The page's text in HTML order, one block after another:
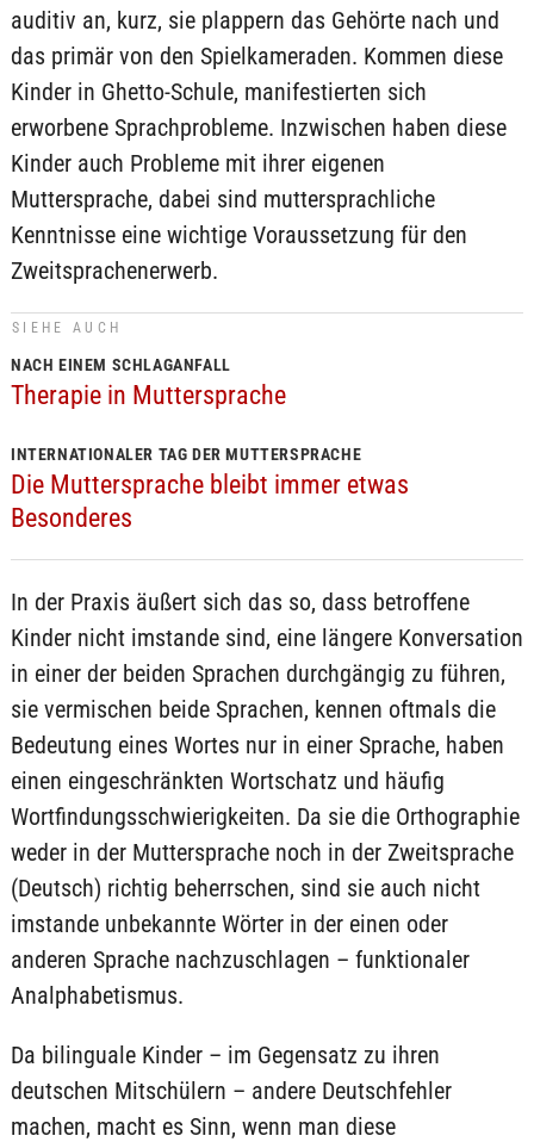
auditiv an, kurz, sie plappern das Gehörte nach und
das primär von den Spielkameraden. Kommen diese
Kinder in Ghetto-Schule, manifestierten sich
erworbene Sprachprobleme. Inzwischen haben diese
Kinder auch Probleme mit ihrer eigenen
Muttersprache, dabei sind muttersprachliche
Kenntnisse eine wichtige Voraussetzung für den
Zweitsprachenerwerb.
SIEHE AUCH
NACH EINEM SCHLAGANFALL
Therapie in Muttersprache
INTERNATIONALER TAG DER MUTTERSPRACHE
Die Muttersprache bleibt immer etwas
Besonderes
In der Praxis äußert sich das so, dass betroffene
Kinder nicht imstande sind, eine längere Konversation
in einer der beiden Sprachen durchgängig zu führen,
sie vermischen beide Sprachen, kennen oftmals die
Bedeutung eines Wortes nur in einer Sprache, haben
einen eingeschränkten Wortschatz und häufig
Wortfindungsschwierigkeiten. Da sie die Orthographie
weder in der Muttersprache noch in der Zweitsprache
(Deutsch) richtig beherrschen, sind sie auch nicht
imstande unbekannte Wörter in der einen oder
anderen Sprache nachzuschlagen – funktionaler
Analphabetismus.
Da bilinguale Kinder – im Gegensatz zu ihren
deutschen Mitschülern – andere Deutschfehler
machen, macht es Sinn, wenn man diese